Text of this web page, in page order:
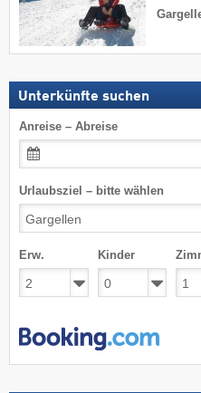
Unterkünfte suchen
Anreise – Abreise
Urlaubsziel – bitte wählen
Erw. Kinder